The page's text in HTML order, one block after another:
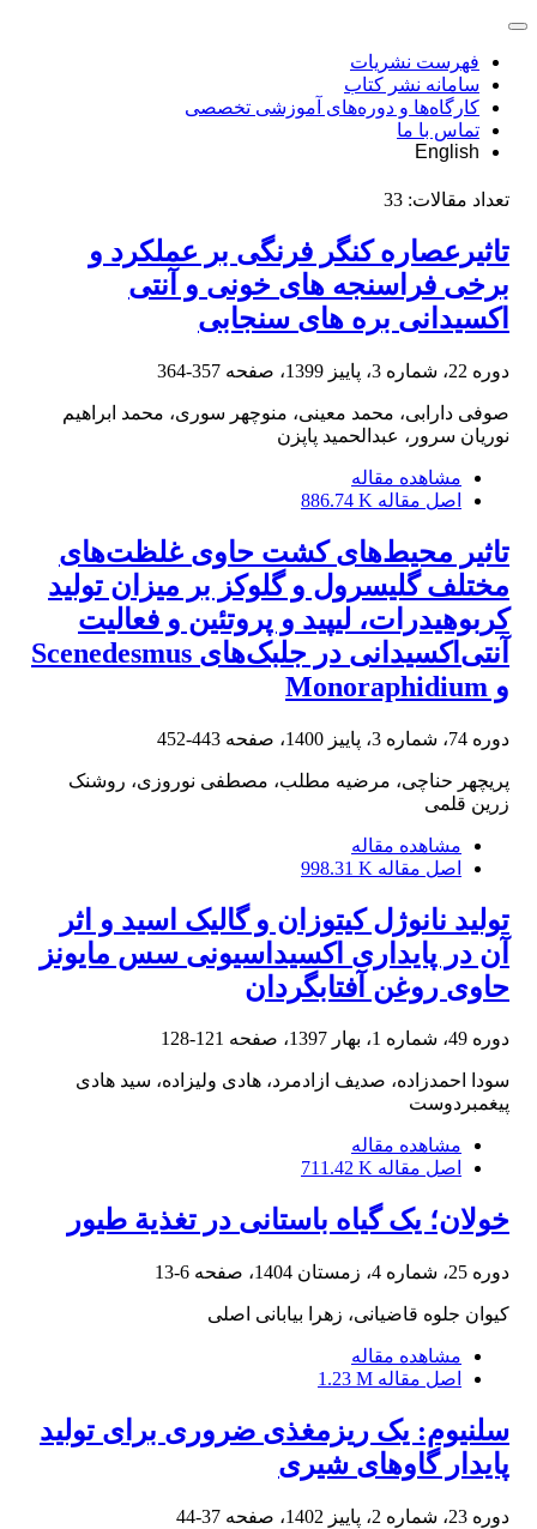
فهرست نشریات
سامانه نشر کتاب
کارگاه‌ها و دوره‌های آموزشی تخصصی
تماس با ما
English
تعداد مقالات: 33
تاثیرعصاره کنگر فرنگی بر عملکرد و
برخی فراسنجه های خونی و آنتی
اکسیدانی بره های سنجابی
دوره 22، شماره 3، پاییز 1399، صفحه 357-364
صوفی دارابی، محمد معینی، منوچهر سوری، محمد ابراهیم
نوریان سرور، عبدالحمید پاپزن
مشاهده مقاله
اصل مقاله 886.74 K
تاثیر محیط‌های کشت حاوی غلظت‌های
مختلف گلیسرول و گلوکز بر میزان تولید
کربوهیدرات، لیپید و پروتئین و فعالیت
آنتی‌اکسیدانی در جلبک‌های Scenedesmus
و Monoraphidium
دوره 74، شماره 3، پاییز 1400، صفحه 443-452
پریچهر حناچی، مرضیه مطلب، مصطفی نوروزی، روشنک
زرین قلمی
مشاهده مقاله
اصل مقاله 998.31 K
تولید نانوژل کیتوزان و گالیک اسید و اثر
آن در پایداری اکسیداسیونی سس مایونز
حاوی روغن آفتابگردان
دوره 49، شماره 1، بهار 1397، صفحه 121-128
سودا احمدزاده، صدیف ازادمرد، هادی ولیزاده، سید هادی
پیغمبردوست
مشاهده مقاله
اصل مقاله 711.42 K
خولان؛ یک گیاه باستانی در تغذیة طیور
دوره 25، شماره 4، زمستان 1404، صفحه 6-13
کیوان جلوه قاضیانی، زهرا بیابانی اصلی
مشاهده مقاله
اصل مقاله 1.23 M
سلنیوم: یک ریزمغذی ضروری برای تولید
پایدار گاوهای شیری
دوره 23، شماره 2، پاییز 1402، صفحه 37-44